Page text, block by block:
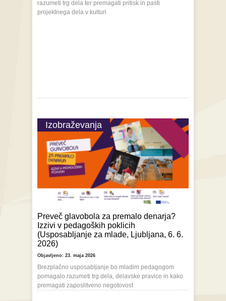
razumeti trg dela ter premagati pritisk in pasti
projektnega dela v kulturi
Izobraževanja
Preveč glavobola za premalo denarja?
Izzivi v pedagoških poklicih
(Usposabljanje za mlade, Ljubljana, 6. 6.
2026)
Objavljeno: 23. maja 2026
Brezplačno usposabljanje bo mladim pedagogom
pomagalo razumeti trg dela, delavske pravice in kako
premagati zaposlitveno negotovost